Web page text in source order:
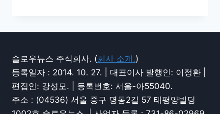
슬로우뉴스 주식회사. (회사 소개.)
등록일자 : 2014. 10. 27. | 대표이사 발행인: 이정환 |
편집인: 강성모. | 등록번호: 서울-아55040.
주소 : (04536) 서울 중구 명동2길 57 태평양빌딩